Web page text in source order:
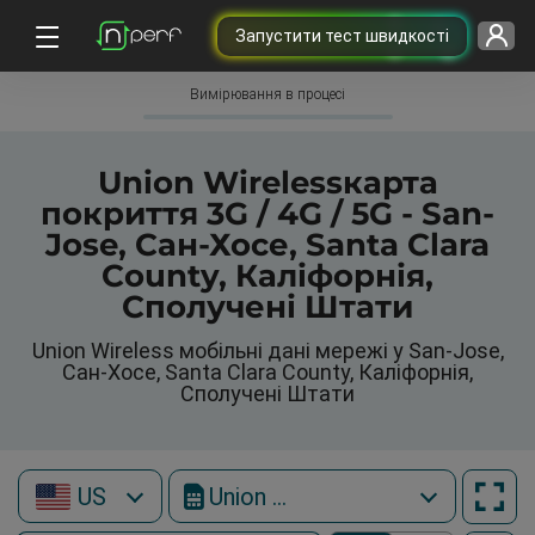
Запустити тест швидкості
Вимірювання в процесі
Union Wirelessкарта
покриття 3G / 4G / 5G - San-
Jose, Сан-Хосе, Santa Clara
County, Каліфорнія,
Сполучені Штати
Union Wireless мобільні дані мережі у San-Jose,
Сан-Хосе, Santa Clara County, Каліфорнія,
Сполучені Штати
US Union Wireless